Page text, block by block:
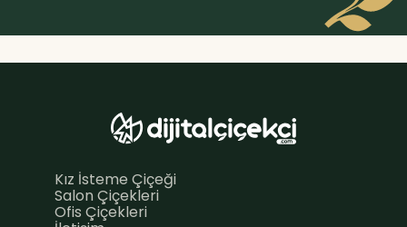
Kız İsteme Çiçeği
Salon Çiçekleri
Ofis Çiçekleri